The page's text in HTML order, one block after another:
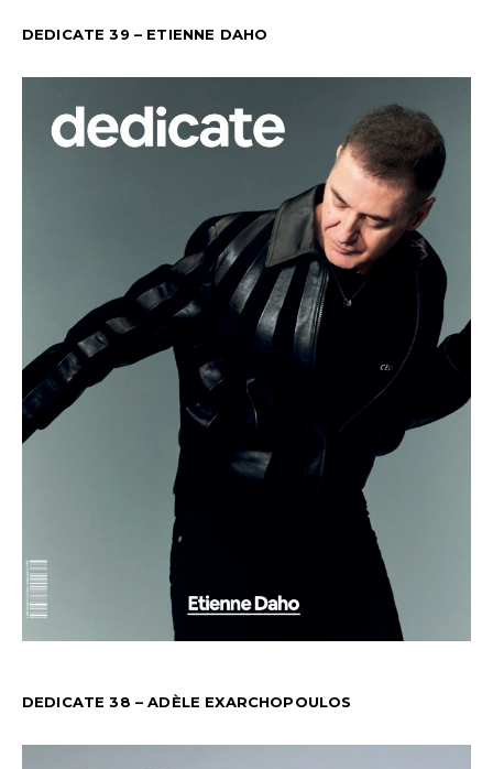
DEDICATE 39 – ETIENNE DAHO
DEDICATE 38 – ADÈLE EXARCHOPOULOS